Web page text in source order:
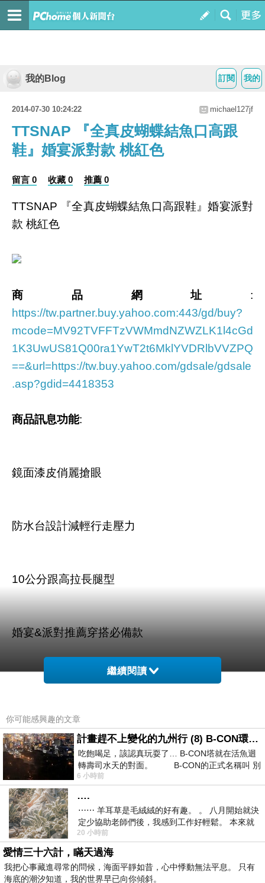
我的
訂閱
我的Blog
2014-07-30 10:24:22 michael127jf
TTSNAP 『全真皮蝴蝶結魚口高跟
鞋』婚宴派對款 桃紅色
留言 0 收藏 0 推薦 0
TTSNAP 『全真皮蝴蝶結魚口高跟鞋』婚宴派對
款 桃紅色
商品網址 :
https://tw.partner.buy.yahoo.com:443/gd/buy?
mcode=MV92TVFFTzVWMmdNZWZLK1l4cGd
1K3UwUS81Q00ra1YwT2t6MklYVDRlbVVZPQ
==&url=https://tw.buy.yahoo.com/gdsale/gdsale
.asp?gdid=4418353
商品訊息功能:
鏡面漆皮俏麗搶眼
防水台設計減輕行走壓力
10公分跟高拉長腿型
婚宴&派對推薦穿搭必備款
商品訊息描述:
繼續閱讀
你可能感興趣的文章
計畫趕不上變化的九州行 (8) B-CON環球塔
吃飽喝足，該認真玩耍了… B-CON塔就在活魚迴
轉壽司水天的對面。 B-CON的正式名稱叫 別
6 小時前
….
⋯⋯ 羊耳草是毛絨絨的好有趣。 。 八月開始就決
定少協助老師們後，我感到工作好輕鬆。 本來就
不是我的工作啊。 真
20 小時前
愛情三十六計，瞞天過海
我把心事藏進尋常的問候，海面平靜如昔，心中悸動無法平息。 只有
海底的潮汐知道，我的世界早已向你傾斜。